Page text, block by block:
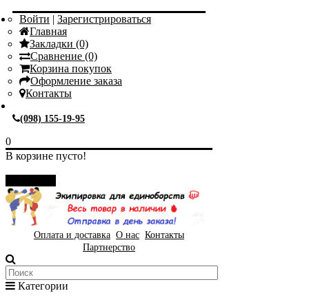
Войти | Зарегистрироваться
Главная
Закладки (0)
Сравнение (0)
Корзина покупок
Оформление заказа
Контакты
(098) 155-19-95
0
В корзине пусто!
Оплата и доставка О нас Контакты
Партнерство
Категории